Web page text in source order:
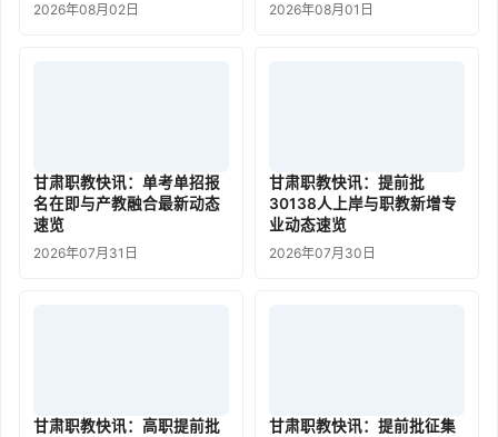
2026年08月02日 2026年08月01日
甘肃职教快讯：单考单招报
名在即与产教融合最新动态
速览
2026年07月31日
甘肃职教快讯：提前批
30138人上岸与职教新增专
业动态速览
2026年07月30日
甘肃职教快讯：高职提前批
甘肃职教快讯：提前批征集